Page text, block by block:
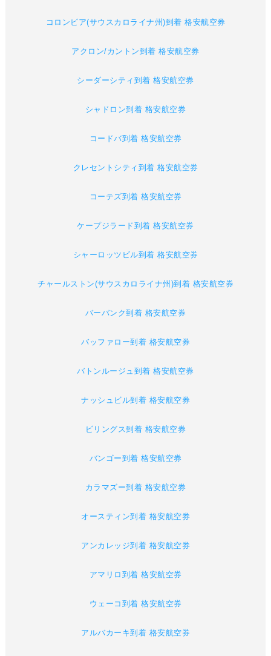
コロンビア(サウスカロライナ州)到着 格安航空券
アクロン/カントン到着 格安航空券
シーダーシティ到着 格安航空券
シャドロン到着 格安航空券
コードバ到着 格安航空券
クレセントシティ到着 格安航空券
コーテズ到着 格安航空券
ケープジラード到着 格安航空券
シャーロッツビル到着 格安航空券
チャールストン(サウスカロライナ州)到着 格安航空券
バーバンク到着 格安航空券
バッファロー到着 格安航空券
バトンルージュ到着 格安航空券
ナッシュビル到着 格安航空券
ビリングス到着 格安航空券
バンゴー到着 格安航空券
カラマズー到着 格安航空券
オースティン到着 格安航空券
アンカレッジ到着 格安航空券
アマリロ到着 格安航空券
ウェーコ到着 格安航空券
アルバカーキ到着 格安航空券